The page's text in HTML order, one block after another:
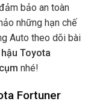
bảo an toàn
những hạn chế
Auto theo dõi bài
Toyota
nhé!
Fortuner